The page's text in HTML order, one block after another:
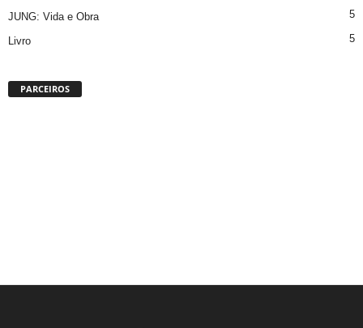
JUNG: Vida e Obra 5
Livro 5
PARCEIROS